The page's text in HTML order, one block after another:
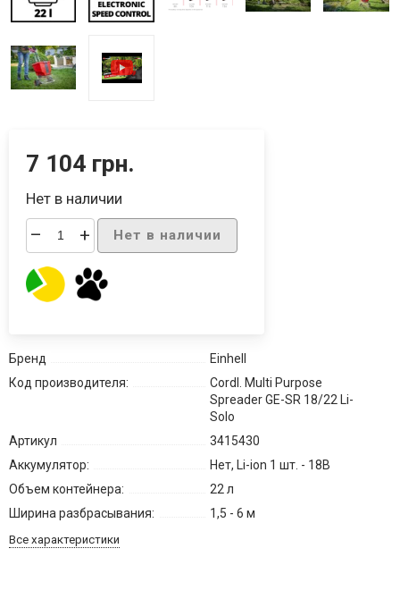
7 104 грн.
Нет в наличии
– + Нет в наличии
Бренд
Einhell
Код производителя:
Cordl. Multi Purpose
Spreader GE-SR 18/22 Li-
Solo
Артикул
3415430
Аккумулятор:
Нет, Li-ion 1 шт. - 18В
Объем контейнера:
22 л
Ширина разбрасывания:
1,5 - 6 м
Все характеристики